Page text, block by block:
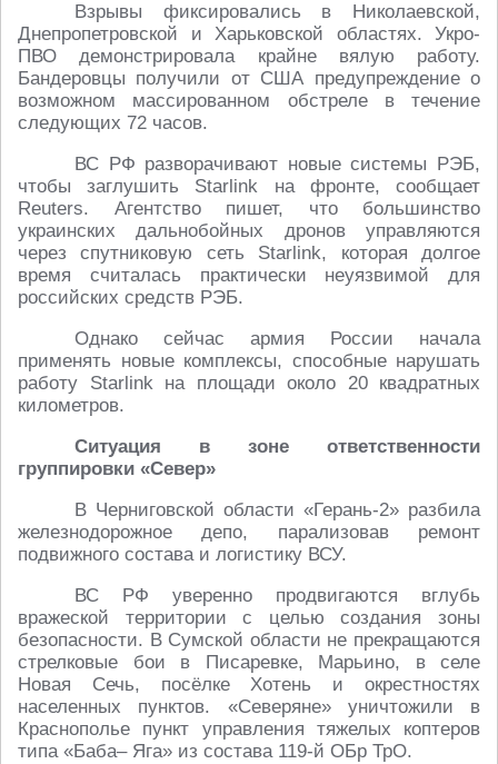
Взрывы фиксировались в Николаевской,
Днепропетровской и Харьковской областях. Укро-
ПВО демонстрировала крайне вялую работу.
Бандеровцы получили от США предупреждение о
возможном массированном обстреле в течение
следующих 72 часов.
ВС РФ разворачивают новые системы РЭБ,
чтобы заглушить Starlink на фронте, сообщает
Reuters. Агентство пишет, что большинство
украинских дальнобойных дронов управляются
через спутниковую сеть Starlink, которая долгое
время считалась практически неуязвимой для
российских средств РЭБ.
Однако сейчас армия России начала
применять новые комплексы, способные нарушать
работу Starlink на площади около 20 квадратных
километров.
Ситуация в зоне ответственности
группировки «Север»
В Черниговской области «Герань-2» разбила
железнодорожное депо, парализовав ремонт
подвижного состава и логистику ВСУ.
ВС РФ уверенно продвигаются вглубь
вражеской территории с целью создания зоны
безопасности. В Сумской области не прекращаются
стрелковые бои в Писаревке, Марьино, в селе
Новая Сечь, посёлке Хотень и окрестностях
населенных пунктов. «Северяне» уничтожили в
Краснополье пункт управления тяжелых коптеров
типа «Баба– Яга» из состава 119-й ОБр ТрО.